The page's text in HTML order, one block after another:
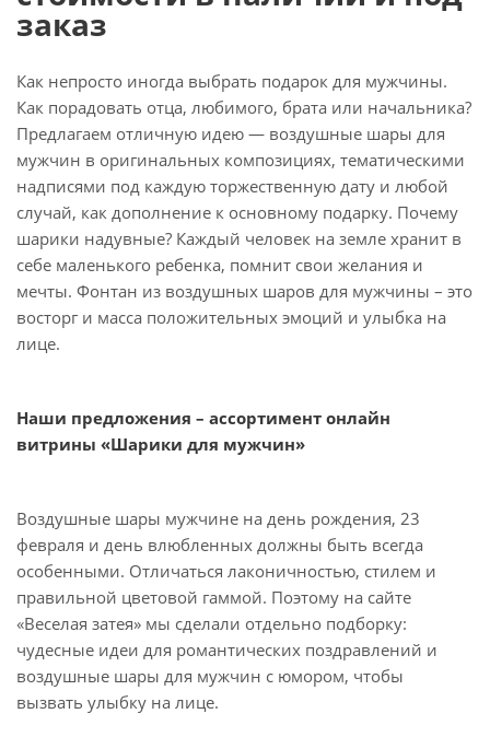
заказ
Как непросто иногда выбрать подарок для мужчины.
Как порадовать отца, любимого, брата или начальника?
Предлагаем отличную идею — воздушные шары для
мужчин в оригинальных композициях, тематическими
надписями под каждую торжественную дату и любой
случай, как дополнение к основному подарку. Почему
шарики надувные? Каждый человек на земле хранит в
себе маленького ребенка, помнит свои желания и
мечты. Фонтан из воздушных шаров для мужчины – это
восторг и масса положительных эмоций и улыбка на
лице.
Наши предложения – ассортимент онлайн
витрины «Шарики для мужчин»
Воздушные шары мужчине на день рождения, 23
февраля и день влюбленных должны быть всегда
особенными. Отличаться лаконичностью, стилем и
правильной цветовой гаммой. Поэтому на сайте
«Веселая затея» мы сделали отдельно подборку:
чудесные идеи для романтических поздравлений и
воздушные шары для мужчин с юмором, чтобы
вызвать улыбку на лице.